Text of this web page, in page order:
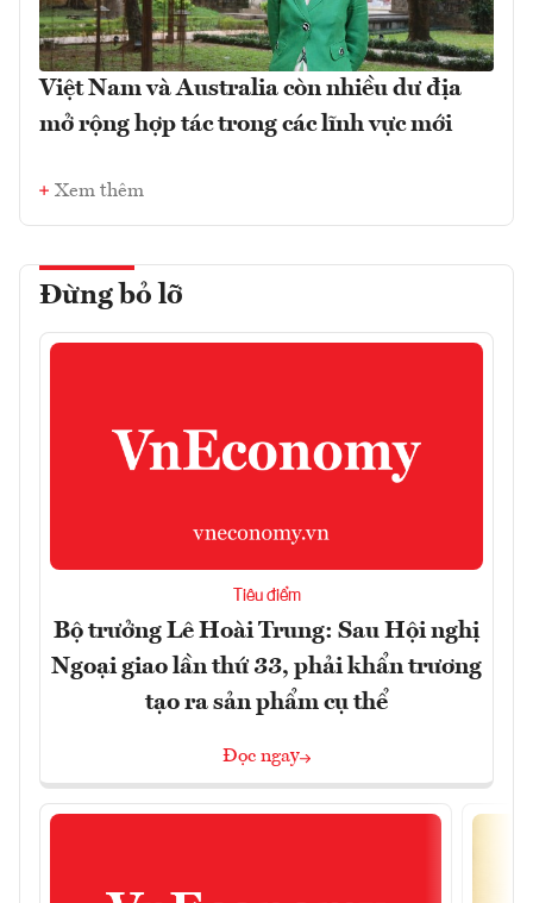
Việt Nam và Australia còn nhiều dư địa
mở rộng hợp tác trong các lĩnh vực mới
Xem thêm
Đừng bỏ lỡ
Tiêu điểm
Bộ trưởng Lê Hoài Trung: Sau Hội nghị
Ngoại giao lần thứ 33, phải khẩn trương
tạo ra sản phẩm cụ thể
Đọc ngay